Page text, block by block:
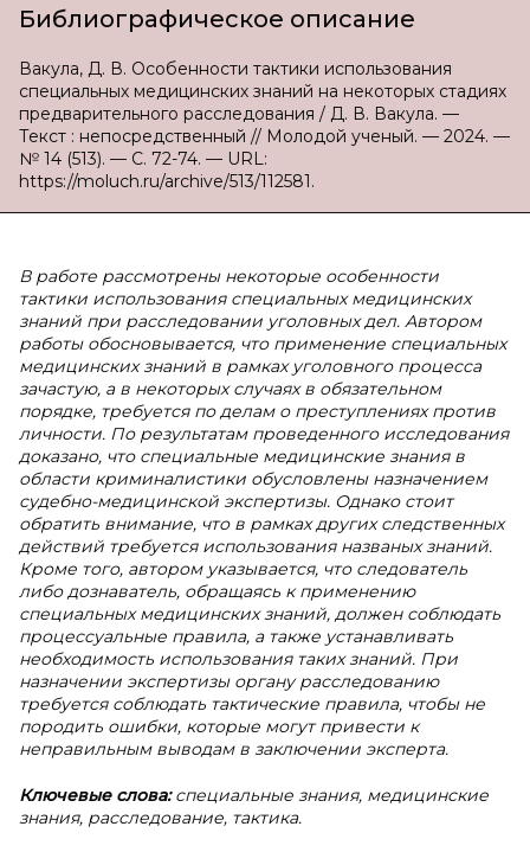
Библиографическое описание
Вакула, Д. В. Особенности тактики использования
специальных медицинских знаний на некоторых стадиях
предварительного расследования / Д. В. Вакула. —
Текст : непосредственный // Молодой ученый. — 2024. —
№ 14 (513). — С. 72-74. — URL:
https://moluch.ru/archive/513/112581.
В работе рассмотрены некоторые особенности
тактики использования специальных медицинских
знаний при расследовании уголовных дел. Автором
работы обосновывается, что применение специальных
медицинских знаний в рамках уголовного процесса
зачастую, а в некоторых случаях в обязательном
порядке, требуется по делам о преступлениях против
личности. По результатам проведенного исследования
доказано, что специальные медицинские знания в
области криминалистики обусловлены назначением
судебно-медицинской экспертизы. Однако стоит
обратить внимание, что в рамках других следственных
действий требуется использования названых знаний.
Кроме того, автором указывается, что следователь
либо дознаватель, обращаясь к применению
специальных медицинских знаний, должен соблюдать
процессуальные правила, а также устанавливать
необходимость использования таких знаний. При
назначении экспертизы органу расследованию
требуется соблюдать тактические правила, чтобы не
породить ошибки, которые могут привести к
неправильным выводам в заключении эксперта.
Ключевые слова:специальные знания, медицинские
знания, расследование, тактика.